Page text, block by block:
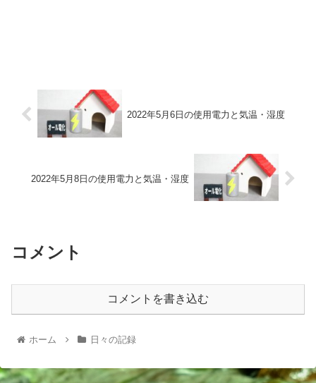
2022年5月6日の使用電力と気温・湿度
2022年5月8日の使用電力と気温・湿度
コメント
コメントを書き込む
ホーム 日々の記録